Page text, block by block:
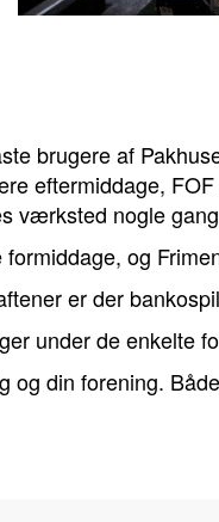
brugere af
eftermiddage,
værksted nogle
og
er der
under de enkelte
og din forening.